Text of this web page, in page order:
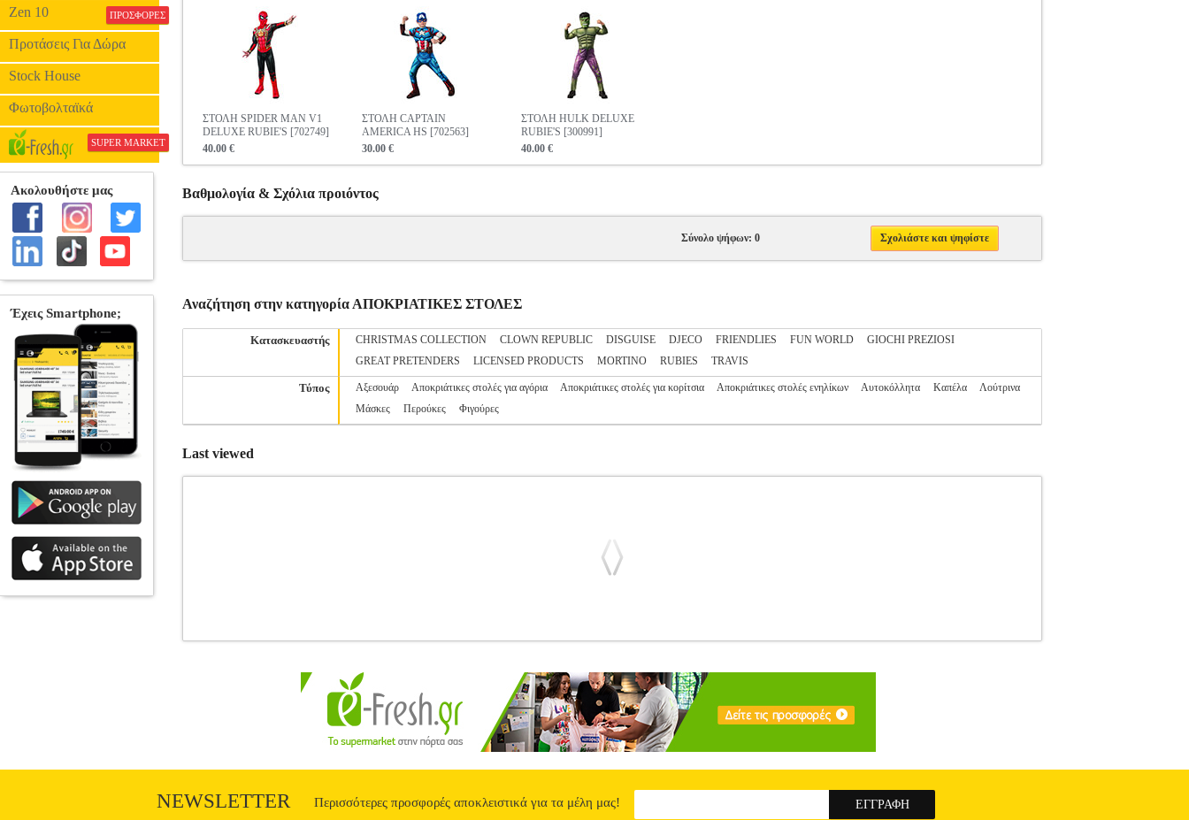
Zen 10 ΠΡΟΣΦΟΡΕΣ
Προτάσεις Για Δώρα
Stock House
Φωτοβολταϊκά
SUPER MARKET
ΣΤΟΛΗ SPIDER MAN V1
DELUXE RUBIE'S [702749]
40.00 €
ΣΤΟΛΗ CAPTAIN
AMERICA HS [702563]
30.00 €
ΣΤΟΛΗ HULK DELUXE
RUBIE'S [300991]
40.00 €
Βαθμολογία & Σχόλια προιόντος
Σύνολο ψήφων: 0 Σχολιάστε και ψηφίστε
Αναζήτηση στην κατηγορία ΑΠΟΚΡΙΑΤΙΚΕΣ ΣΤΟΛΕΣ
Κατασκευαστής CHRISTMAS COLLECTION CLOWN REPUBLIC DISGUISE DJECO FRIENDLIES FUN WORLD
GIOCHI PREZIOSI
GREAT PRETENDERS
LICENSED PRODUCTS MORTINO RUBIES TRAVIS
Τύπος Αξεσουάρ Αποκριάτικες στολές για αγόρια Αποκριάτικες στολές για κορίτσια Αποκριάτικες στολές ενηλίκων Αυτοκόλλητα Καπέλα
Λούτρινα
Μάσκες
Περούκες Φιγούρες
Last viewed
Περιλαμβάνει:• Ολόσωμη φόρμα• Μάσκα Company Info Το brand Rubie's ανήκει στην εταιρεία Β. Χριστακόπουλος ΑΕΓΕΕ, η οποία ιδρύθηκε το 1982 στην
Αθήνα. Η Β. Χριστακόπουλος ΑΕΓΕΕ έχει συνεργαστεί κατά καιρούς με σπουδαίες εταιρείες του ευρύτερου χώρου όπως Walt Disney, Warner Bros.,
Universal, Disneyland Paris κ.ά., για την κατασκευή και διάθεση προϊόντων με τους αγαπημένους ήρωες των παιδιών. • Σύνθεση>100 % πολυεστέρας Τα
προϊόντα των κατηγοριών Αθλητικά, Βρεφικά - Παιδικά, Ενδυση Υπόδηση πωλούνται από την εταιρεία Electronic Shopping Greece ΑΕ σε συνεργασία με το
site Plus4u.gr. Η υποστήριξη μετά την πώληση και οι εγγυήσεις των προϊόντων αυτών παρέχονται από την ίδια εταιρεία μέσα από το site www.plus4u.gr και το
ΣΤΟΛΗ AV4 ROCKET RACCOON RUBIE'S [700664]
0
NEWSLETTER Περισσότερες προσφορές αποκλειστικά για τα μέλη μας!